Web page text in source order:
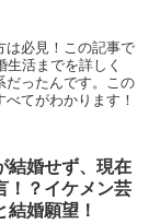
は必見！この記事で
活までを詳しく
だったんです。この
てがわかります！
結婚せず、現在
！？イケメン芸
結婚願望！